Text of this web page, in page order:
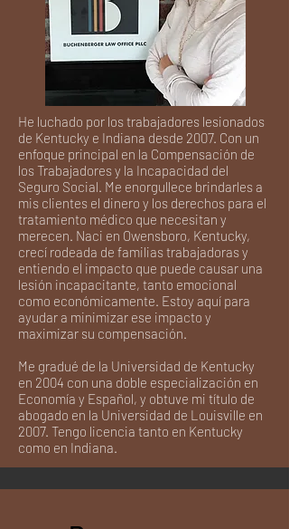
He luchado por los trabajadores lesionados
de Kentucky e Indiana desde 2007. Con un
enfoque principal en la Compensación de
los Trabajadores y la Incapacidad del
Seguro Social. Me enorgullece brindarles a
mis clientes el dinero y los derechos para el
tratamiento médico que necesitan y
merecen. Naci en Owensboro, Kentucky,
crecí rodeada de familias trabajadoras y
entiendo el impacto que puede causar una
lesión incapacitante, tanto emocional
como económicamente. Estoy aquí para
ayudar a minimizar ese impacto y
maximizar su compensación.
Me gradué de la Universidad de Kentucky
en 2004 con una doble especialización en
Economía y Español, y obtuve mi título de
abogado en la Universidad de Louisville en
2007. Tengo licencia tanto en Kentucky
como en Indiana.